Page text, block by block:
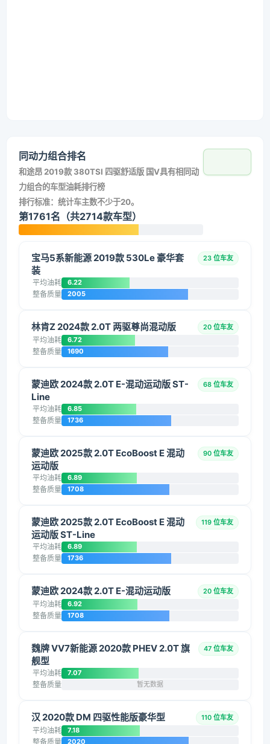
同动力组合排名
和途昂 2019款 380TSI 四驱舒适版 国V具有相同动
力组合的车型油耗排行榜
排行标准：统计车主数不少于20。
第1761名（共2714款车型）
宝马5系新能源 2019款 530Le 豪华套
装
23 位车友
平均油耗 6.22
整备质量 2005
林肯Z 2024款 2.0T 两驱尊尚混动版 20 位车友
平均油耗 6.72
整备质量 1690
蒙迪欧 2024款 2.0T E-混动运动版 ST-
Line
68 位车友
平均油耗 6.85
整备质量 1736
蒙迪欧 2025款 2.0T EcoBoost E 混动
运动版
90 位车友
平均油耗 6.89
整备质量 1708
蒙迪欧 2025款 2.0T EcoBoost E 混动
运动版 ST-Line
119 位车友
平均油耗 6.89
整备质量 1736
蒙迪欧 2024款 2.0T E-混动运动版 20 位车友
平均油耗 6.92
整备质量 1708
魏牌 VV7新能源 2020款 PHEV 2.0T 旗
舰型
47 位车友
平均油耗 7.07
整备质量 暂无数据
汉 2020款 DM 四驱性能版豪华型 110 位车友
平均油耗 7.18
整备质量 2020